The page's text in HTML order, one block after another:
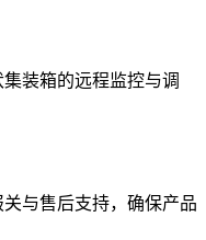
装箱的远程监控与调
与售后支持，确保产品